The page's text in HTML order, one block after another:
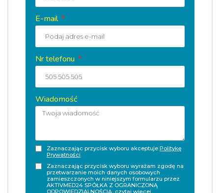
E-mail
Nr telefonu
Wiadomość
Zaznaczając przycisk wyboru akceptuje Politykę
Prywatności
Zaznaczając przycisk wyboru wyrażam zgodę na
przetwarzanie moich danych osobowych
zamieszczonych w niniejszym formularzu przez
AKTIVMED24 SPÓŁKA Z OGRANICZONĄ
ODPOWIEDZIALNOŚCIĄ, czytaj więcej